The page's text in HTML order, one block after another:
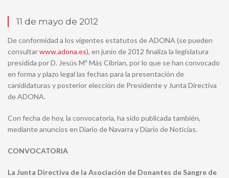
11 de mayo de 2012
De conformidad a los vigentes estatutos de ADONA (se pueden
consultarwww.adona.es), en junio de 2012 finaliza la legislatura
presidida por D. Jesús Mª Más Cibrian, por lo que se han convocado
en forma y plazo legal las fechas para la presentación de
canididaturas y posterior elección de Presidente y Junta Directiva
de ADONA.
Con fecha de hoy, la convocatoria, ha sido publicada también,
mediante anuncios en Diario de Navarra y Diario de Noticias.
CONVOCATORIA
La Junta Directiva de la Asociación de Donantes de Sangre de